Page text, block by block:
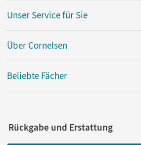
Unser Service für Sie
Über Cornelsen
Beliebte Fächer
Rückgabe und Erstattung